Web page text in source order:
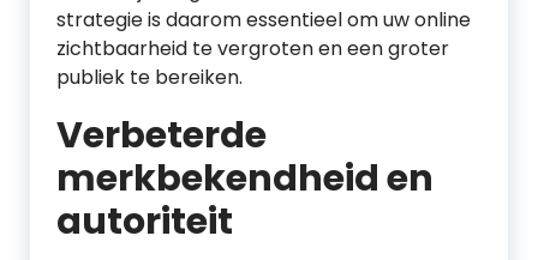
strategie is daarom essentieel om uw online
zichtbaarheid te vergroten en een groter
publiek te bereiken.
Verbeterde
merkbekendheid en
autoriteit